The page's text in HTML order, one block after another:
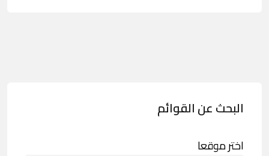
البحث عن القوائم
اختر موقعا